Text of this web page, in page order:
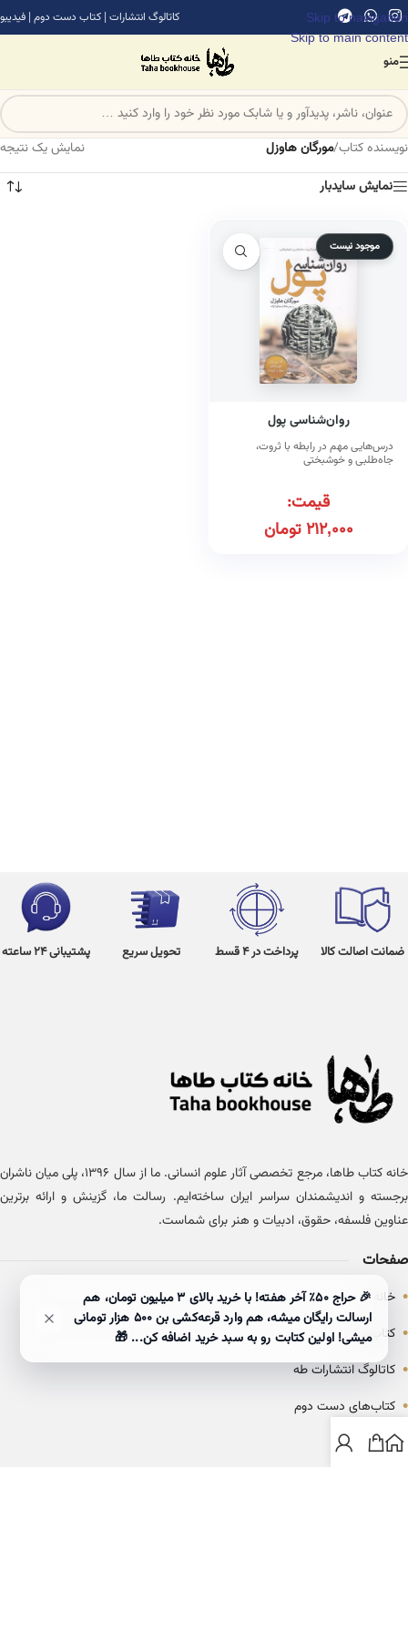
Skip to navigation
Skip to main content
کاتالوگ انتشارات | کتاب دست دوم | فیدیبو
منو
نویسنده کتاب/مورگان هاوزل
نمایش یک نتیجه
نمایش سایدبار
موجود نیست
روان‌شناسی پول
درس‌هایی مهم در رابطه با ثروت،
جاه‌طلبی و خوشبختی
قیمت:
212,000تومان
ضمانت اصالت کالا پرداخت در 4 قسط تحویل سریع پشتیبانی 24 ساعته
خانه کتاب طاها، مرجع تخصصی آثار علوم انسانی. ما از سال ۱۳۹۶، پلی میان ناشران
برجسته و اندیشمندان سراسر ایران ساخته‌ایم. رسالت ما، گزینش و ارائه برترین
عناوین فلسفه، حقوق، ادبیات و هنر برای شماست.
صفحات
• خانه
• کتاب‌ها
• کاتالوگ انتشارات طه
• کتاب‌های دست دوم
• بلاگ
🎉 حراج ۵۰٪ آخر هفته! با خرید بالای 3 میلیون تومان، هم
ارسالت رایگان میشه، هم وارد قرعه‌کشی بن ۵۰۰ هزار تومانی
میشی! اولین کتابت رو به سبد خرید اضافه کن... 🎁